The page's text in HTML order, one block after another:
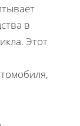
в
Этот